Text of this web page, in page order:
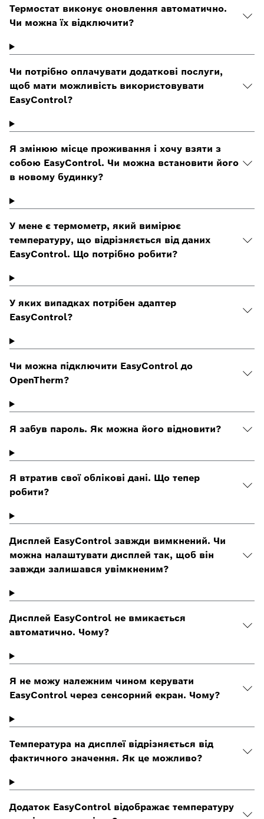
Термостат виконує оновлення автоматично.
Чи можна їх відключити?
Чи потрібно оплачувати додаткові послуги,
щоб мати можливість використовувати
EasyControl?
Я змінюю місце проживання і хочу взяти з
собою EasyControl. Чи можна встановити його
в новому будинку?
У мене є термометр, який вимірює
температуру, що відрізняється від даних
EasyControl. Що потрібно робити?
У яких випадках потрібен адаптер
EasyControl?
Чи можна підключити EasyControl до
OpenTherm?
Я забув пароль. Як можна його відновити?
Я втратив свої облікові дані. Що тепер
робити?
Дисплей EasyControl завжди вимкнений. Чи
можна налаштувати дисплей так, щоб він
завжди залишався увімкненим?
Дисплей EasyControl не вмикається
автоматично. Чому?
Я не можу належним чином керувати
EasyControl через сенсорний екран. Чому?
Температура на дисплеї відрізняється від
фактичного значення. Як це можливо?
Додаток EasyControl відображає температуру